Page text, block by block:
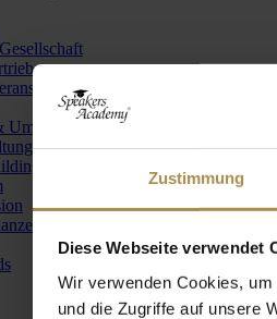
Zustimmung
Diese Webseite verwendet
Wir verwenden Cookies,
und die Zugriffe auf unsere